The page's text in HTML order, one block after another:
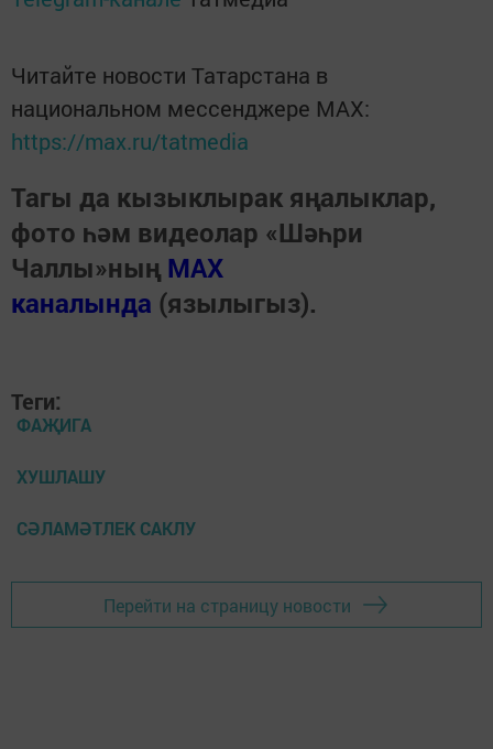
Читайте новости Татарстана в
национальном мессенджере MАХ:
https://max.ru/tatmedia
Тагы да кызыклырак яңалыклар,
фото һәм видеолар «Шәһри
Чаллы»ның MAX
каналында (язылыгыз).
Теги:
ФАҖИГА
ХУШЛАШУ
СӘЛАМӘТЛЕК САКЛУ
Перейти на страницу новости